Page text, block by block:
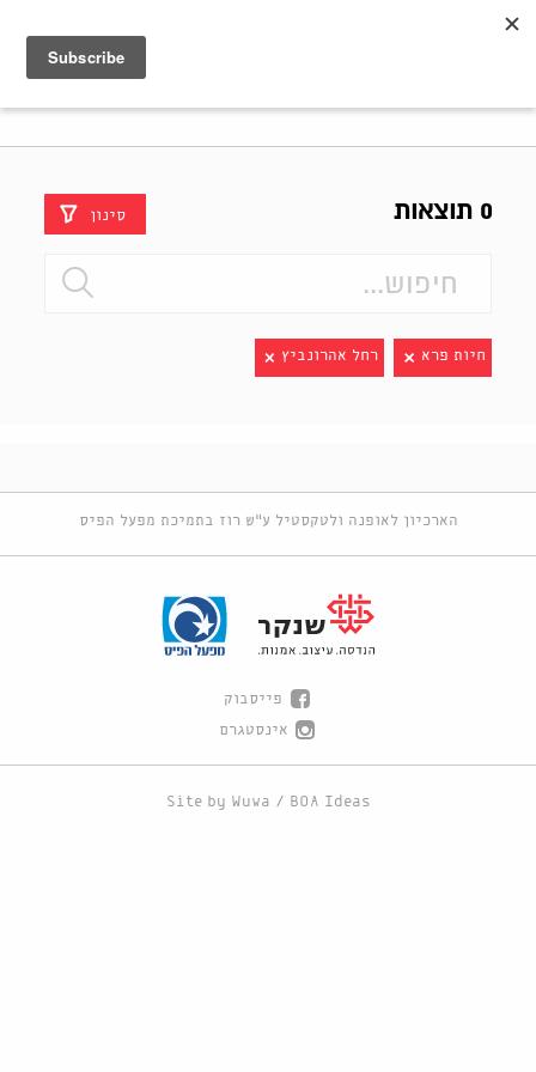
0 תוצאות סינון
חיות פרא רחל אהרונביץ
הארכיון לאופנה ולטקסטיל ע"ש רוז בתמיכת מפעל הפיס
פייסבוק
אינסטגרם
Site by Wuwa / BOA Ideas